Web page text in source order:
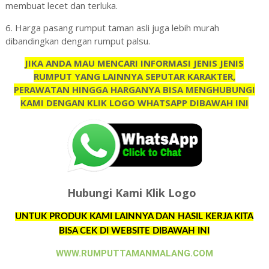
membuat lecet dan terluka.
6. Harga pasang rumput taman asli juga lebih murah
dibandingkan dengan rumput palsu.
JIKA ANDA MAU MENCARI INFORMASI JENIS JENIS
RUMPUT YANG LAINNYA SEPUTAR KARAKTER,
PERAWATAN HINGGA HARGANYA BISA MENGHUBUNGI
KAMI DENGAN KLIK LOGO WHATSAPP DIBAWAH INI
Hubungi Kami Klik Logo
UNTUK PRODUK KAMI LAINNYA DAN HASIL KERJA KITA
BISA CEK DI WEBSITE DIBAWAH INI
WWW.RUMPUTTAMANMALANG.COM